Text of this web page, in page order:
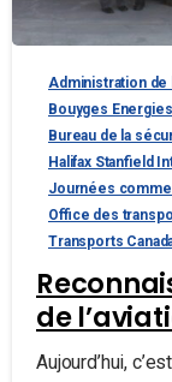
Administration de
Bouyges
Bureau de la
Halifax Stanfield
Journées
Office des
Transports
de
Aujourd’hui,